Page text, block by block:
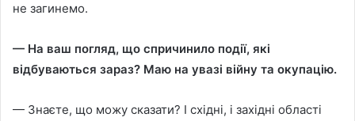
не загинемо.
— На ваш погляд, що спричинило подiї, якi
вiдбуваються зараз? Маю на увазi вiйну та окупацiю.
— Знаєте, що можу сказати? I схiднi, i захiднi областi